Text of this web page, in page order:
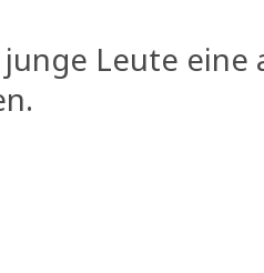
Leute eine